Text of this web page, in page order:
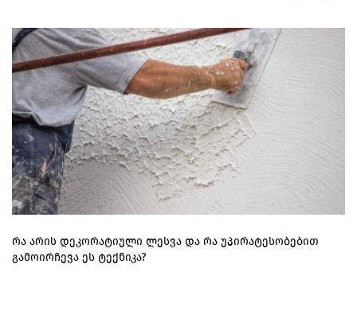
რა არის დეკორატიული ლესვა და რა უპირატესობებით
გამოირჩევა ეს ტექნიკა?